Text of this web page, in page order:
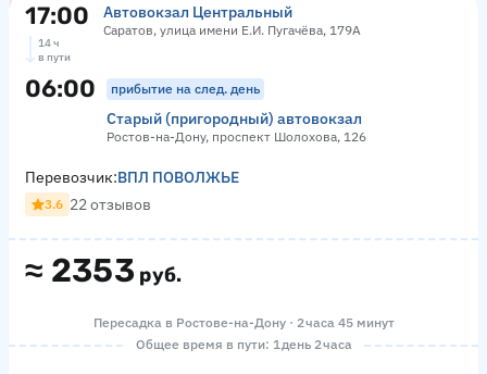
17:00 Автовокзал Центральный
Саратов, улица имени Е.И. Пугачёва, 179А
14 ч
в пути
06:00 прибытие на след. день
Старый (пригородный) автовокзал
Ростов-на-Дону, проспект Шолохова, 126
≈ 2353 руб.
Перевозчик:ВПЛ ПОВОЛЖЬЕ
3.6 22 отзывов
Пересадка в Ростове-на-Дону · 2 часа 45 минут
Общее время в пути: 1 день 2 часа